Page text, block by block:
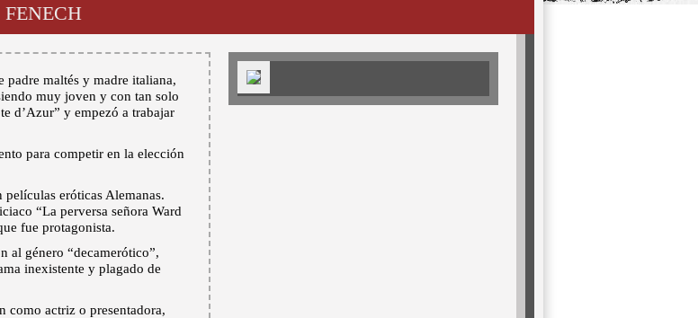
maltés y madre italiana,
muy joven y con tan solo
d’Azur” y empezó a trabajar
para competir en la elección
eróticas Alemanas.
“La perversa señora Ward
fue protagonista.
al género “decamerótico”,
inexistente y plagado de
como actriz o presentadora,